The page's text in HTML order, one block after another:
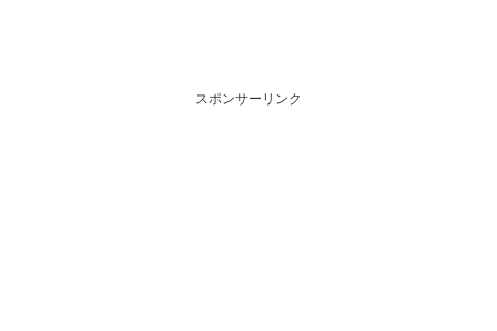
スポンサーリンク